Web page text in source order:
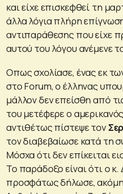
και είχε επισκεφθεί τη
άλλα λόγια πλήρη
αντιπαράθεσης που είχε
αυτού του λόγου ανέμενε
Οπως σχολίασε, ένας εκ
στο Forum, ο έλληνας
μάλλον δεν επείσθη από
του μετέφερε ο
αντιθέτως πίστεψε τον
τον διαβεβαίωσε κατά τη
Μόσχα ότι δεν επίκειται
Το παράδοξο είναι ότι ο
προσφάτως δήλωσε, ακόμη